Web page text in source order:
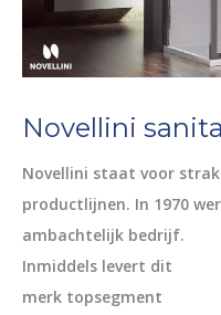
Novellini
Novellini staat voor
productlijnen. In 1970
ambachtelijk bedrijf.
Inmiddels levert dit
merk topsegment